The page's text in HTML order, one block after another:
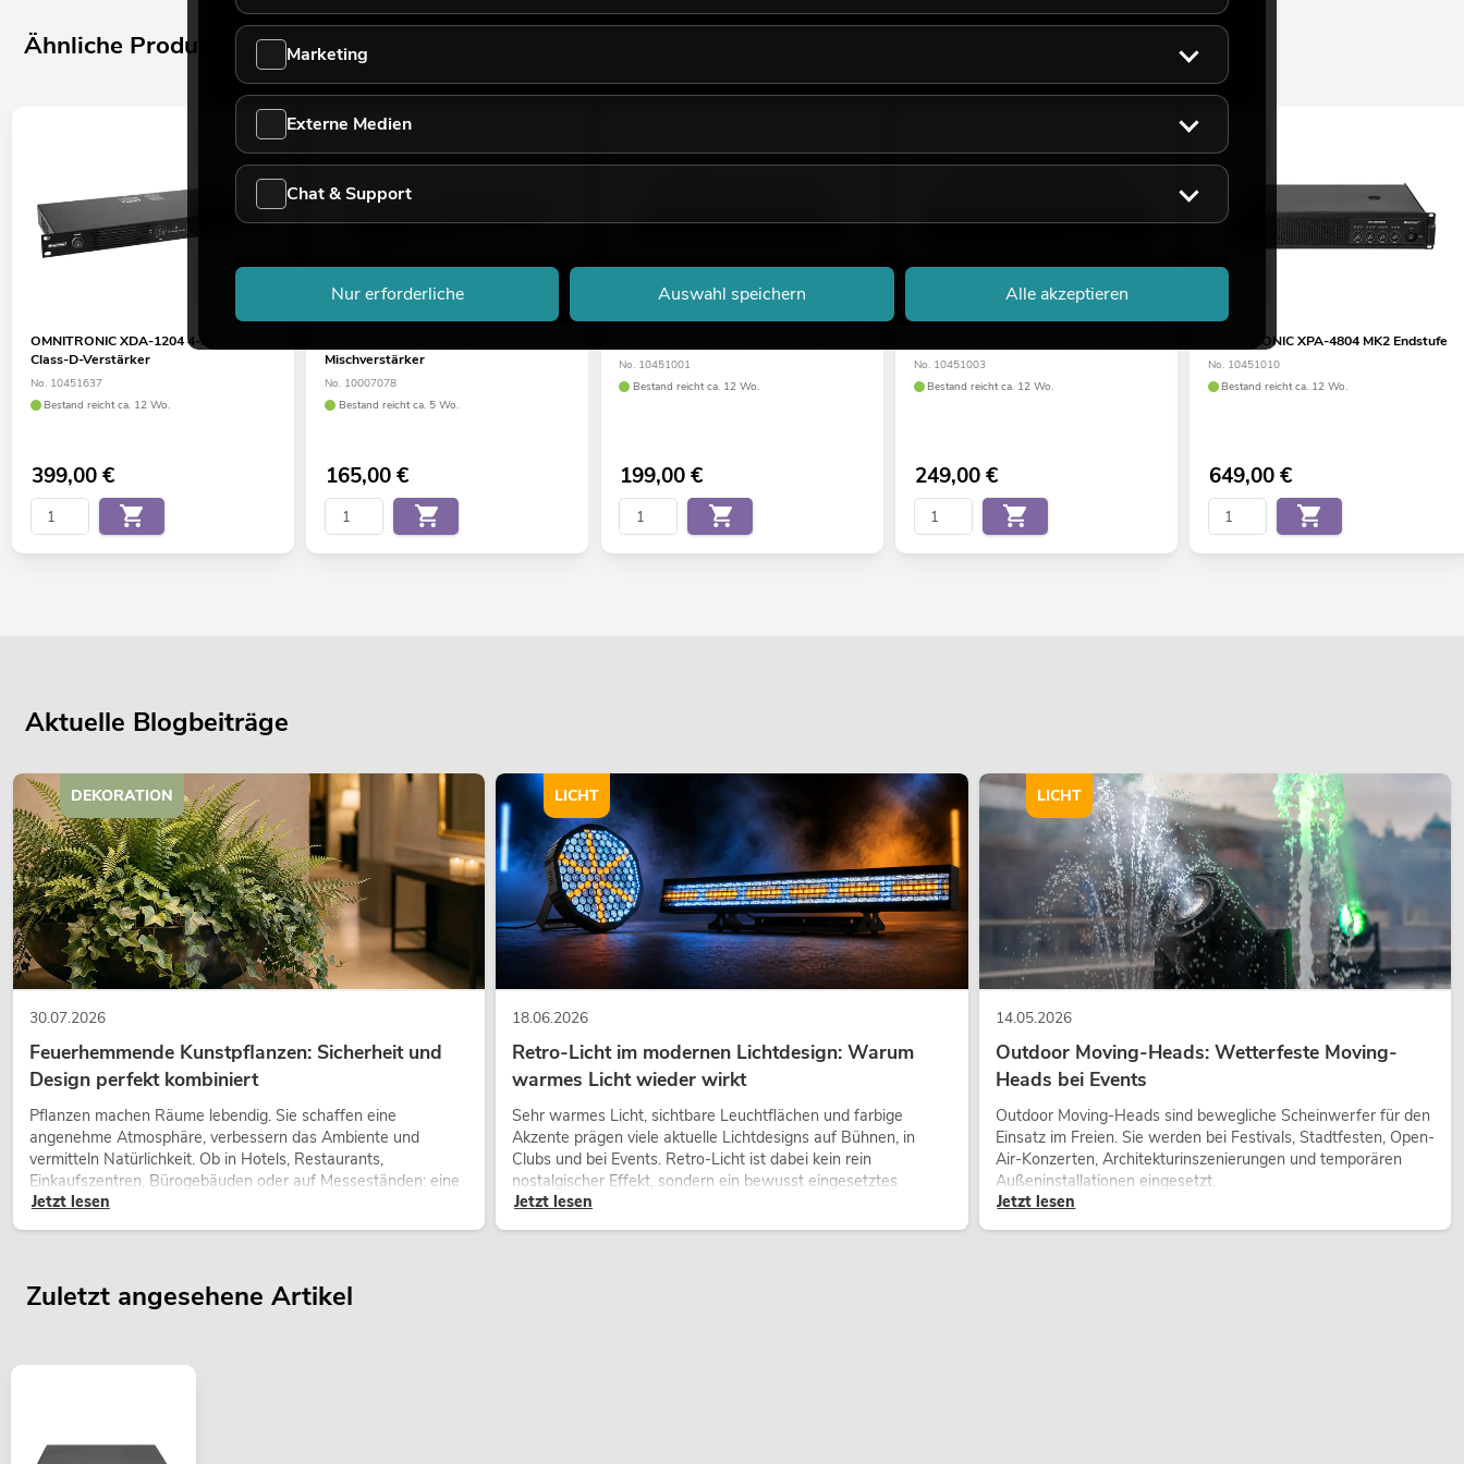
Ähnliche Produkte
OMNITRONIC XDA-1204 4-Kanal
Class-D-Verstärker
No. 10451637
Bestand reicht ca. 12 Wo.
399,00€
Mischverstärker
No. 10007078
Bestand reicht ca. 5 Wo.
165,00€
No. 10451001
Bestand reicht ca. 12 Wo.
199,00€
No. 10451003
Bestand reicht ca. 12 Wo.
249,00€
OMNITRONIC XPA-4804 MK2 Endstufe
No. 10451010
Bestand reicht ca. 12 Wo.
649,00€
Aktuelle Blogbeiträge
30.07.2026
Feuerhemmende Kunstpflanzen: Sicherheit und
Design perfekt kombiniert
Pflanzen machen Räume lebendig. Sie schaffen eine
angenehme Atmosphäre, verbessern das Ambiente und
vermitteln Natürlichkeit. Ob in Hotels, Restaurants,
Einkaufszentren, Bürogebäuden oder auf Messeständen: eine
hochwertige Begrünung gehört heute längst zum modernen
Raumkonzept.
Jetzt lesen
DEKORATION
18.06.2026
Retro-Licht im modernen Lichtdesign: Warum
warmes Licht wieder wirkt
Sehr warmes Licht, sichtbare Leuchtflächen und farbige
Akzente prägen viele aktuelle Lichtdesigns auf Bühnen, in
Clubs und bei Events. Retro-Licht ist dabei kein rein
nostalgischer Effekt, sondern ein bewusst eingesetztes
Gestaltungsmittel: Es schafft Atmosphäre, gibt Szenen
Charakter und kann technische LED-Setups emotionaler
Jetzt lesen
LICHT
14.05.2026
Outdoor Moving-Heads: Wetterfeste Moving-
Heads bei Events
Outdoor Moving-Heads sind bewegliche Scheinwerfer für den
Einsatz im Freien. Sie werden bei Festivals, Stadtfesten, Open-
Air-Konzerten, Architekturinszenierungen und temporären
Außeninstallationen eingesetzt.
Jetzt lesen
LICHT
Zuletzt angesehene Artikel
Marketing
Externe Medien
Chat & Support
Nur erforderliche Auswahl speichern Alle akzeptieren